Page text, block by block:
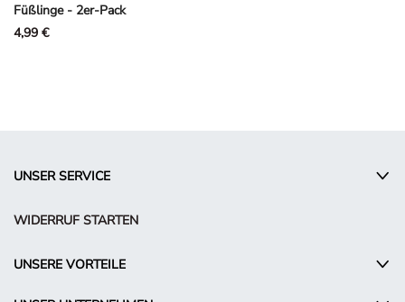
Füßlinge - 2er-Pack
4,99 €
UNSER SERVICE
WIDERRUF STARTEN
UNSERE VORTEILE